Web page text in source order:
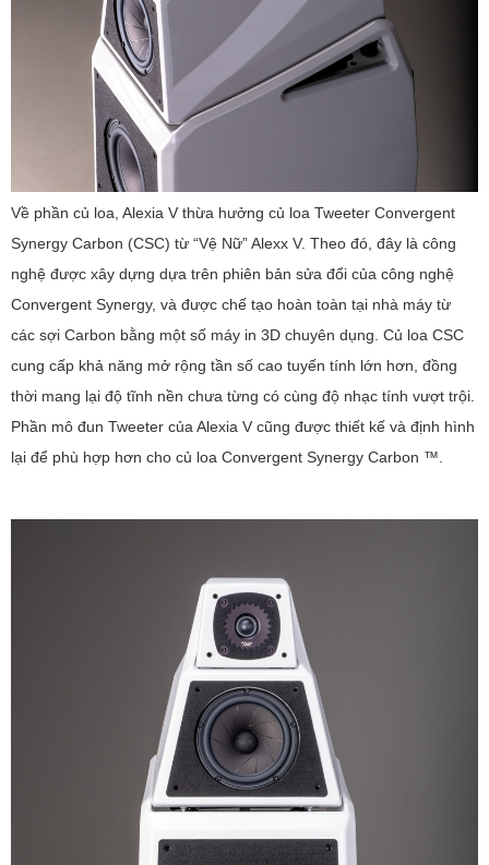
Về phần củ loa, Alexia V thừa hưởng củ loa Tweeter Convergent
Synergy Carbon (CSC) từ “Vệ Nữ” Alexx V. Theo đó, đây là công
nghệ được xây dựng dựa trên phiên bản sửa đổi của công nghệ
Convergent Synergy, và được chế tạo hoàn toàn tại nhà máy từ
các sợi Carbon bằng một số máy in 3D chuyên dụng. Củ loa CSC
cung cấp khả năng mở rộng tần số cao tuyến tính lớn hơn, đồng
thời mang lại độ tĩnh nền chưa từng có cùng độ nhạc tính vượt trội.
Phần mô đun Tweeter của Alexia V cũng được thiết kế và định hình
lại để phù hợp hơn cho củ loa Convergent Synergy Carbon ™.